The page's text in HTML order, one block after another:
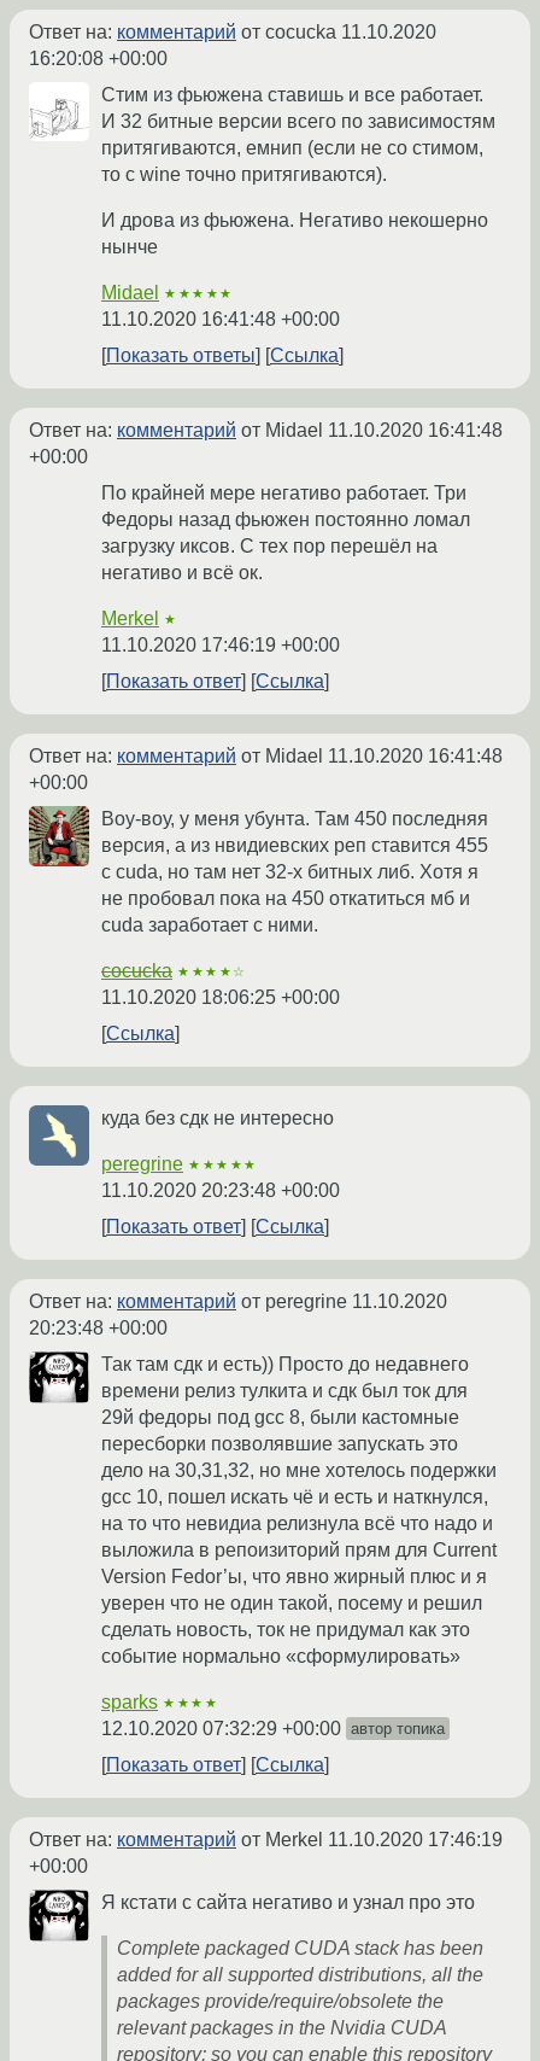
Ответ на: комментарий от cocucka 11.10.2020
16:20:08 +00:00
Стим из фьюжена ставишь и все работает.
И 32 битные версии всего по зависимостям
притягиваются, емнип (если не со стимом,
то с wine точно притягиваются).
И дрова из фьюжена. Негативо некошерно
нынче
Midael ★★★★★
11.10.2020 16:41:48 +00:00
Показать ответы
Ссылка
Ответ на: комментарий от Midael 11.10.2020 16:41:48
+00:00
По крайней мере негативо работает. Три
Федоры назад фьюжен постоянно ломал
загрузку иксов. С тех пор перешёл на
негативо и всё ок.
Merkel ★
11.10.2020 17:46:19 +00:00
Показать ответ
Ссылка
Ответ на: комментарий от Midael 11.10.2020 16:41:48
+00:00
Воу-воу, у меня убунта. Там 450 последняя
версия, а из нвидиевских реп ставится 455
с cuda, но там нет 32-х битных либ. Хотя я
не пробовал пока на 450 откатиться мб и
cuda заработает с ними.
cocucka ★★★★☆
11.10.2020 18:06:25 +00:00
Ссылка
куда без сдк не интересно
peregrine ★★★★★
11.10.2020 20:23:48 +00:00
Показать ответ
Ссылка
Ответ на: комментарий от peregrine 11.10.2020
20:23:48 +00:00
Так там сдк и есть)) Просто до недавнего
времени релиз тулкита и сдк был ток для
29й федоры под gcc 8, были кастомные
пересборки позволявшие запускать это
дело на 30,31,32, но мне хотелось подержки
gcc 10, пошел искать чё и есть и наткнулся,
на то что невидиа релизнула всё что надо и
выложила в репоизиторий прям для Current
Version Fedor’ы, что явно жирный плюс и я
уверен что не один такой, посему и решил
сделать новость, ток не придумал как это
событие нормально «сформулировать»
sparks ★★★★
12.10.2020 07:32:29 +00:00 автор топика
Показать ответ Ссылка
Ответ на: комментарий от Merkel 11.10.2020 17:46:19
+00:00
Я кстати с сайта негативо и узнал про это
Complete packaged CUDA stack has been
added for all supported distributions, all the
packages provide/require/obsolete the
relevant packages in the Nvidia CUDA
repository; so you can enable this repository